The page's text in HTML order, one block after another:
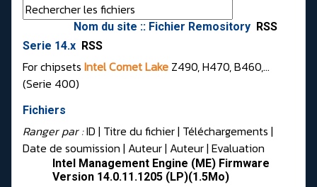
Nom du site :: Fichier Remository RSS
Serie 14.x RSS
For chipsets Intel Comet Lake Z490, H470, B460,...
(Serie 400)
Fichiers
Ranger par :ID | Titre du fichier | Téléchargements |
Date de soumission | Auteur| Auteur| Evaluation
Intel Management Engine (ME) Firmware
Version 14.0.11.1205 (LP)(1.5Mo)